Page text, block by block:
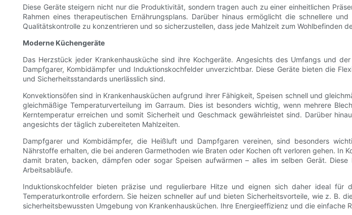
Diese Geräte steigern nicht nur die Produktivität, sondern tragen auch zu einer einheitlichen
Rahmen eines therapeutischen Ernährungsplans. Darüber hinaus ermöglicht die schnellere
Qualitätskontrolle zu konzentrieren und so sicherzustellen, dass jede Mahlzeit zum Wohlbefinden
Moderne Küchengeräte
Das Herzstück jeder Krankenhausküche sind ihre Kochgeräte. Angesichts des Umfangs und
Dampfgarer, Kombidämpfer und Induktionskochfelder unverzichtbar. Diese Geräte bieten die
und Sicherheitsstandards unerlässlich sind.
Konvektionsöfen sind in Krankenhausküchen aufgrund ihrer Fähigkeit, Speisen schnell und
gleichmäßige Temperaturverteilung im Garraum. Dies ist besonders wichtig, wenn mehrere
Kerntemperatur erreichen und somit Sicherheit und Geschmack gewährleistet sind. Darüber
angesichts der täglich zubereiteten Mahlzeiten.
Dampfgarer und Kombidämpfer, die Heißluft und Dampfgaren vereinen, sind besonders
Nährstoffe erhalten, die bei anderen Garmethoden wie Braten oder Kochen oft verloren gehen.
damit braten, backen, dämpfen oder sogar Speisen aufwärmen – alles im selben Gerät.
Arbeitsabläufe.
Induktionskochfelder bieten präzise und regulierbare Hitze und eignen sich daher ideal für
Temperaturkontrolle erfordern. Sie heizen schneller auf und bieten Sicherheitsvorteile, wie z. B.
sicherheitsbewussten Umgebung von Krankenhausküchen. Ihre Energieeffizienz und die